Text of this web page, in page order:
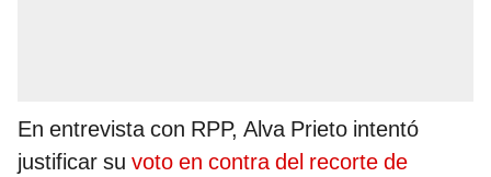
En entrevista con RPP, Alva Prieto intentó
justificar su voto en contra del recorte de